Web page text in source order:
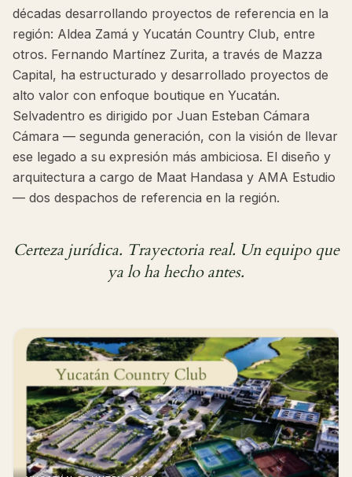
décadas desarrollando proyectos de referencia en la
región: Aldea Zamá y Yucatán Country Club, entre
otros. Fernando Martínez Zurita, a través de Mazza
Capital, ha estructurado y desarrollado proyectos de
alto valor con enfoque boutique en Yucatán.
Selvadentro es dirigido por Juan Esteban Cámara
Cámara — segunda generación, con la visión de llevar
ese legado a su expresión más ambiciosa. El diseño y
arquitectura a cargo de Maat Handasa y AMA Estudio
— dos despachos de referencia en la región.
Certeza jurídica. Trayectoria real. Un equipo que
ya lo ha hecho antes.